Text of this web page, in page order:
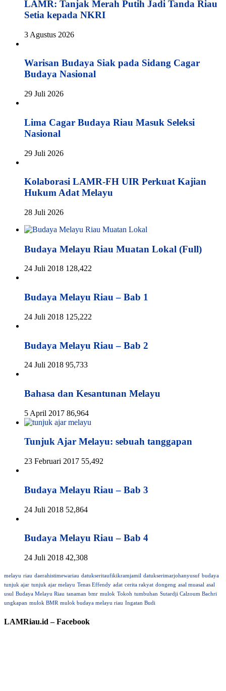
LAMR: Tanjak Merah Putih Jadi Tanda Riau
Setia kepada NKRI
3 Agustus 2026
Warisan Budaya Siak pada Sidang Cagar
Budaya Nasional
29 Juli 2026
Lima Cagar Budaya Riau Masuk Seleksi
Nasional
29 Juli 2026
Kolaborasi LAMR-FH UIR Perkuat Kajian
Hukum Adat Melayu
28 Juli 2026
Budaya Melayu Riau Muatan Lokal (Full)
24 Juli 2018 128,422
Budaya Melayu Riau – Bab 1
24 Juli 2018 125,222
Budaya Melayu Riau – Bab 2
24 Juli 2018 95,733
Bahasa dan Kesantunan Melayu
5 April 2017 86,964
Tunjuk Ajar Melayu: sebuah tanggapan
23 Februari 2017 55,492
Budaya Melayu Riau – Bab 3
24 Juli 2018 52,864
Budaya Melayu Riau – Bab 4
24 Juli 2018 42,308
melayu riau daerahistimewariau datukseritaufikikramjamil datukserimarjohanyusuf budaya
tunjuk ajar tunjuk ajar melayu Tenas Effendy adat cerita rakyat dongeng asal muasal asal
usul Budaya Melayu Riau tanaman bmr mulok Tokoh tumbuhan Sutardji Calzoum Bachri
ungkapan mulok BMR mulok budaya melayu riau Ingatan Budi
LAMRiau.id – Facebook